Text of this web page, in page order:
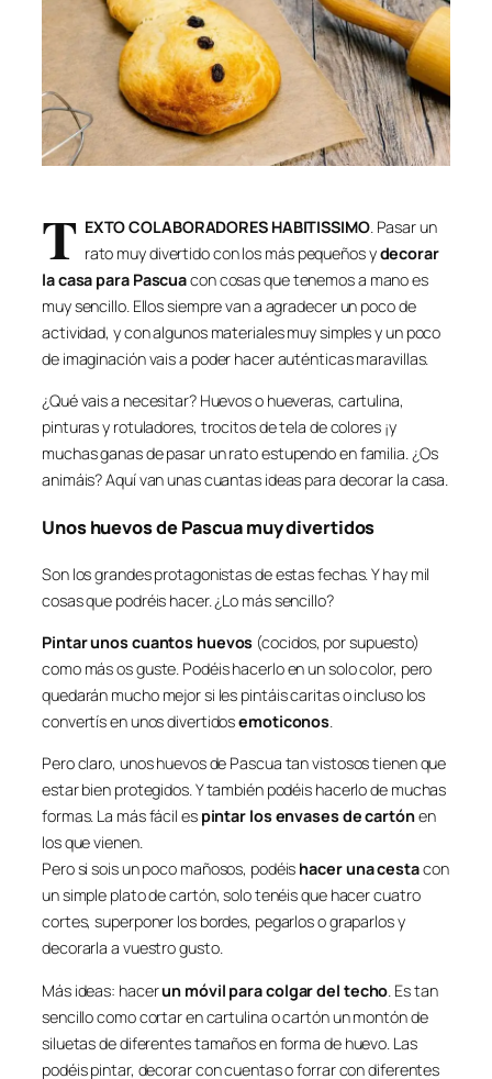
T EXTO COLABORADORES HABITISSIMO. Pasar un
rato muy divertido con los más pequeños ydecorar
la casa para Pascuacon cosas que tenemos a mano es
muy sencillo. Ellos siempre van a agradecer un poco de
actividad, y con algunos materiales muy simples y un poco
de imaginación vais a poder hacer auténticas maravillas.
¿Qué vais a necesitar? Huevos o hueveras, cartulina,
pinturas y rotuladores, trocitos de tela de colores ¡y
muchas ganas de pasar un rato estupendo en familia. ¿Os
animáis? Aquí van unas cuantas ideas para decorar la casa.
Unos huevos de Pascua muy divertidos
Son los grandes protagonistas de estas fechas. Y hay mil
cosas que podréis hacer. ¿Lo más sencillo?
Pintar unos cuantos huevos (cocidos, por supuesto)
como más os guste. Podéis hacerlo en un solo color, pero
quedarán mucho mejor si les pintáis caritas o incluso los
convertís en unos divertidosemoticonos.
Pero claro, unos huevos de Pascua tan vistosos tienen que
estar bien protegidos. Y también podéis hacerlo de muchas
formas. La más fácil es pintar los envases de cartónen
los que vienen.
Pero si sois un poco mañosos, podéis hacer una cestacon
un simple plato de cartón, solo tenéis que hacer cuatro
cortes, superponer los bordes, pegarlos o graparlos y
decorarla a vuestro gusto.
Más ideas: hacerun móvil para colgar del techo. Es tan
sencillo como cortar en cartulina o cartón un montón de
siluetas de diferentes tamaños en forma de huevo. Las
podéis pintar, decorar con cuentas o forrar con diferentes